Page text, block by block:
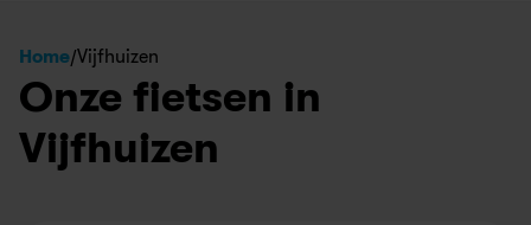
Home/Vijfhuizen
Onze fietsen in
Vijfhuizen